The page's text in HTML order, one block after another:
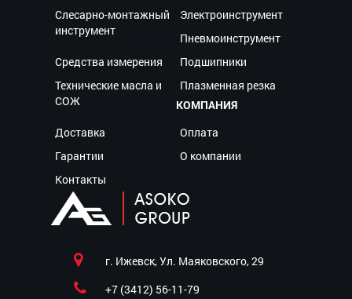
Слесарно-монтажный
инструмент
Электроинструмент
Пневмоинструмент
Средства измерения
Подшипники
Технические масла и
СОЖ
Плазменная резка
КОМПАНИЯ
Доставка
Оплата
Гарантии
О компании
Контакты
г. Ижевск, Ул. Маяковского, 29
+7 (3412) 56-11-79